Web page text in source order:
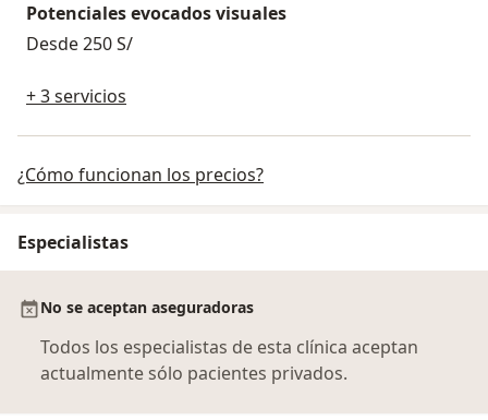
Potenciales evocados visuales
Desde 250 S/
+ 3 servicios
¿Cómo funcionan los precios?
Especialistas
No se aceptan aseguradoras
Todos los especialistas de esta clínica aceptan
actualmente sólo pacientes privados.